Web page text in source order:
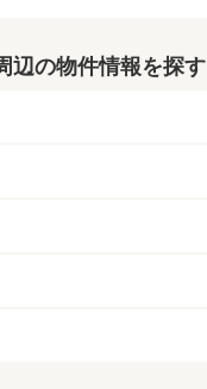
辺の物件情報を探す